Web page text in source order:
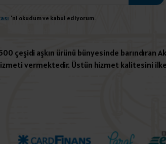
'ni okudum ve kabul ediyorum.
çeşidi aşkın ürünü bünyesinde
vermektedir. Üstün hizmet kalitesini